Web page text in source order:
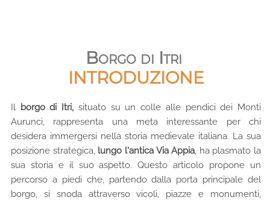
Borgo di Itri
INTRODUZIONE
Il borgo di Itri, situato su un colle alle pendici dei Monti
Aurunci, rappresenta una meta interessante per chi
desidera immergersi nella storia medievale italiana. La sua
posizione strategica,lungo l'antica Via Appia, ha plasmato la
sua storia e il suo aspetto. Questo articolo propone un
percorso a piedi che, partendo dalla porta principale del
borgo, si snoda attraverso vicoli, piazze e monumenti,